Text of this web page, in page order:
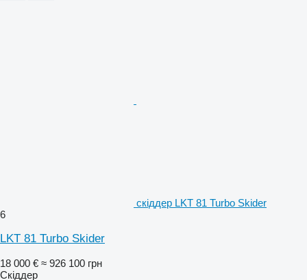
скіддер LKT 81 Turbo Skider
6
LKT 81 Turbo Skider
18 000 € ≈ 926 100 грн
Скіддер